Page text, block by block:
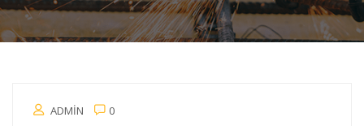
ADMIN 0